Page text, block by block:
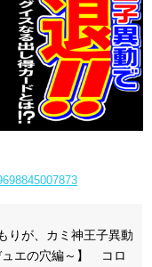
りが、カミ神王子異動
ュエの穴編～】 コロ